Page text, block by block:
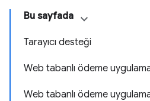
Bu sayfada
Tarayıcı desteği
Web tabanlı ödeme
Web tabanlı ödeme